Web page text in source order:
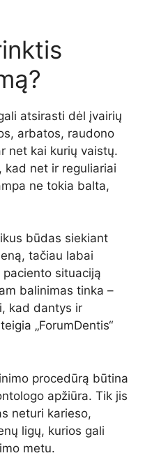
atsirasti dėl įvairių
arbatos, raudono
net kai kurių vaistų.
kad net ir reguliariai
ne tokia balta,
būdas siekiant
tačiau labai
situaciją
balinimas tinka –
kad dantys ir
„ForumDentis“
procedūrą būtina
apžiūra. Tik jis
neturi karieso,
ligų, kurios gali
metu.